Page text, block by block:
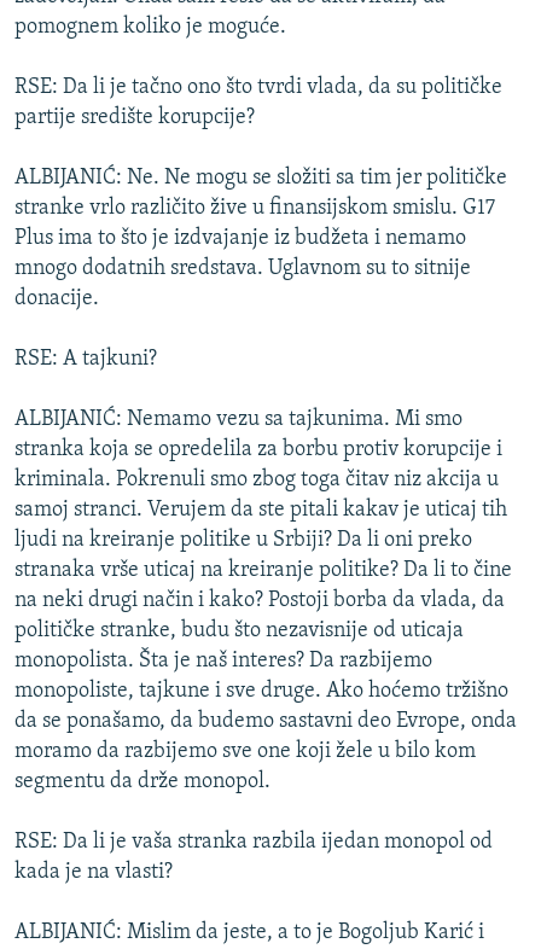
pomognem koliko je moguće.
RSE: Da li je tačno ono što tvrdi vlada, da su političke
partije središte korupcije?
ALBIJANIĆ: Ne. Ne mogu se složiti sa tim jer političke
stranke vrlo različito žive u finansijskom smislu. G17
Plus ima to što je izdvajanje iz budžeta i nemamo
mnogo dodatnih sredstava. Uglavnom su to sitnije
donacije.
RSE: A tajkuni?
ALBIJANIĆ: Nemamo vezu sa tajkunima. Mi smo
stranka koja se opredelila za borbu protiv korupcije i
kriminala. Pokrenuli smo zbog toga čitav niz akcija u
samoj stranci. Verujem da ste pitali kakav je uticaj tih
ljudi na kreiranje politike u Srbiji? Da li oni preko
stranaka vrše uticaj na kreiranje politike? Da li to čine
na neki drugi način i kako? Postoji borba da vlada, da
političke stranke, budu što nezavisnije od uticaja
monopolista. Šta je naš interes? Da razbijemo
monopoliste, tajkune i sve druge. Ako hoćemo tržišno
da se ponašamo, da budemo sastavni deo Evrope, onda
moramo da razbijemo sve one koji žele u bilo kom
segmentu da drže monopol.
RSE: Da li je vaša stranka razbila ijedan monopol od
kada je na vlasti?
ALBIJANIĆ: Mislim da jeste, a to je Bogoljub Karić i